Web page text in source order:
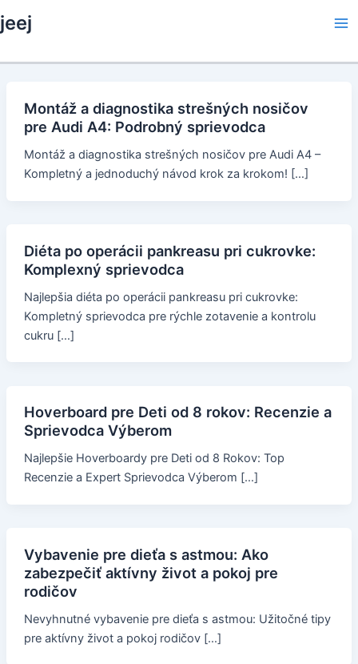
to
jeej
Montáž a diagnostika strešných nosičov
pre Audi A4: Podrobný sprievodca
Montáž a diagnostika strešných nosičov pre Audi A4 –
Kompletný a jednoduchý návod krok za krokom! […]
Diéta po operácii pankreasu pri cukrovke:
Komplexný sprievodca
Najlepšia diéta po operácii pankreasu pri cukrovke:
Kompletný sprievodca pre rýchle zotavenie a kontrolu
cukru […]
Hoverboard pre Deti od 8 rokov: Recenzie a
Sprievodca Výberom
Najlepšie Hoverboardy pre Deti od 8 Rokov: Top
Recenzie a Expert Sprievodca Výberom […]
Vybavenie pre dieťa s astmou: Ako
zabezpečiť aktívny život a pokoj pre
rodičov
Nevyhnutné vybavenie pre dieťa s astmou: Užitočné tipy
pre aktívny život a pokoj rodičov […]